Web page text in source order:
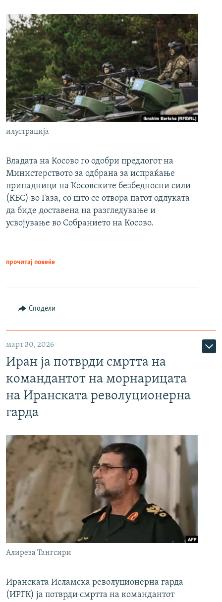
илустрација
Владата на Косово го одобри предлогот на
Министерството за одбрана за испраќање
припадници на Косовските безбедносни сили
(КБС) во Газа, со што се отвора патот одлуката
да биде доставена на разгледување и
усвојување во Собранието на Косово.
прочитај повеќе
Сподели
март 30, 2026
Иран ја потврди смртта на
командантот на морнарицата
на Иранската револуционерна
гарда
Алиреза Тангсири
Иранската Исламска револуционерна гарда
(ИРГК) ја потврди смртта на командантот